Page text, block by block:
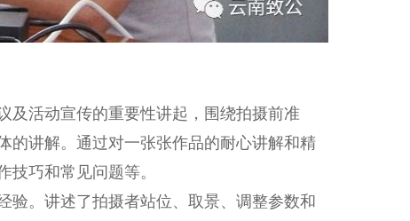
活动宣传的重要性讲起，围绕拍摄前准
的讲解。通过对一张张作品的耐心讲解和精
巧和常见问题等。
。讲述了拍摄者站位、取景、调整参数和